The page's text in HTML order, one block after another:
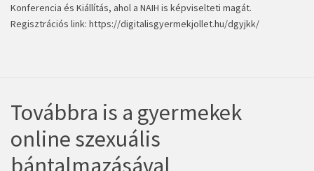
Konferencia és Kiállítás, ahol a NAIH is képviselteti magát.
Regisztrációs link: https://digitalisgyermekjollet.hu/dgyjkk/
Továbbra is a gyermekek
online szexuális
bántalmazásával